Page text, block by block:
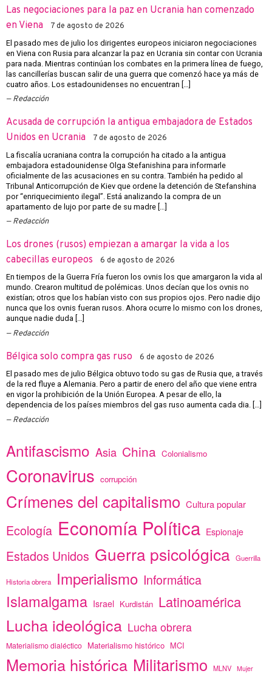
Las negociaciones para la paz en Ucrania han comenzado
en Viena
7 de agosto de 2026
El pasado mes de julio los dirigentes europeos iniciaron negociaciones
en Viena con Rusia para alcanzar la paz en Ucrania sin contar con Ucrania
para nada. Mientras continúan los combates en la primera línea de fuego,
las cancillerías buscan salir de una guerra que comenzó hace ya más de
cuatro años. Los estadounidenses no encuentran […]
Redacción
Acusada de corrupción la antigua embajadora de Estados
Unidos en Ucrania
7 de agosto de 2026
La fiscalía ucraniana contra la corrupción ha citado a la antigua
embajadora estadounidense Olga Stefanishina para informarle
oficialmente de las acusaciones en su contra. También ha pedido al
Tribunal Anticorrupción de Kiev que ordene la detención de Stefanshina
por “enriquecimiento ilegal”. Está analizando la compra de un
apartamento de lujo por parte de su madre […]
Redacción
Los drones (rusos) empiezan a amargar la vida a los
cabecillas europeos
6 de agosto de 2026
En tiempos de la Guerra Fría fueron los ovnis los que amargaron la vida al
mundo. Crearon multitud de polémicas. Unos decían que los ovnis no
existían; otros que los habían visto con sus propios ojos. Pero nadie dijo
nunca que los ovnis fueran rusos. Ahora ocurre lo mismo con los drones,
aunque nadie duda […]
Redacción
Bélgica solo compra gas ruso 6 de agosto de 2026
El pasado mes de julio Bélgica obtuvo todo su gas de Rusia que, a través
de la red fluye a Alemania. Pero a partir de enero del año que viene entra
en vigor la prohibición de la Unión Europea. A pesar de ello, la
dependencia de los países miembros del gas ruso aumenta cada dia. […]
Redacción
Antifascismo Asia China Colonialismo
Coronavirus corrupción
Crímenes del capitalismo Cultura popular
Ecología Economía Política Espionaje
Estados Unidos Guerra psicológica Guerrilla
Historia obrera Imperialismo Informática
Islamalgama Israel Kurdistán Latinoamérica
Lucha ideológica Lucha obrera
Materialismo dialéctico Materialismo histórico MCI
Memoria histórica Militarismo MLNV Mujer